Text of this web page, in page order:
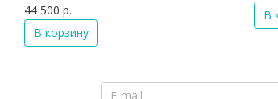
44 500 р.
В корзину
В